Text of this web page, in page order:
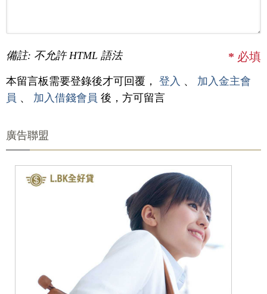
備註: 不允許 HTML 語法 * 必填
本留言板需要登錄後才可回覆， 登入 、 加入金主會
員 、 加入借錢會員 後，方可留言
廣告聯盟